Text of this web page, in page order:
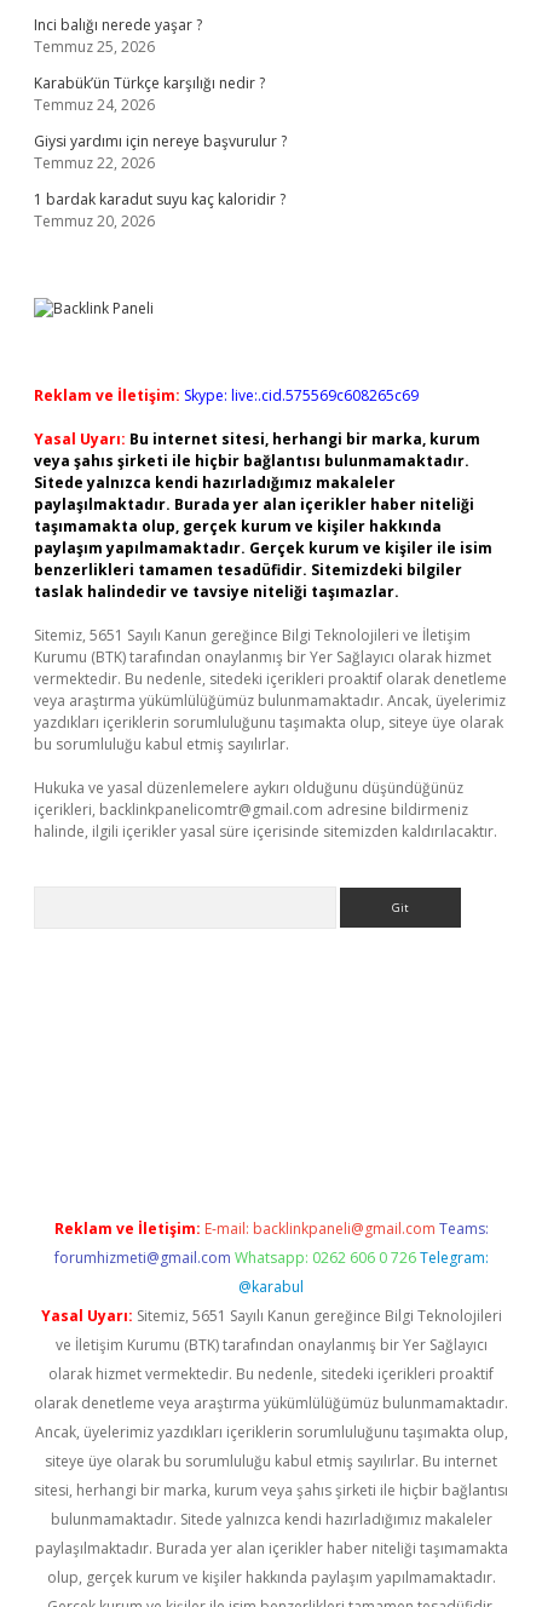
Inci balığı nerede yaşar ?
Temmuz 25, 2026
Karabük’ün Türkçe karşılığı nedir ?
Temmuz 24, 2026
Giysi yardımı için nereye başvurulur ?
Temmuz 22, 2026
1 bardak karadut suyu kaç kaloridir ?
Temmuz 20, 2026
Reklam ve İletişim: Skype: live:.cid.575569c608265c69
Yasal Uyarı: Bu internet sitesi, herhangi bir marka, kurum
veya şahıs şirketi ile hiçbir bağlantısı bulunmamaktadır.
Sitede yalnızca kendi hazırladığımız makaleler
paylaşılmaktadır. Burada yer alan içerikler haber niteliği
taşımamakta olup, gerçek kurum ve kişiler hakkında
paylaşım yapılmamaktadır. Gerçek kurum ve kişiler ile isim
benzerlikleri tamamen tesadüfidir. Sitemizdeki bilgiler
taslak halindedir ve tavsiye niteliği taşımazlar.
Sitemiz, 5651 Sayılı Kanun gereğince Bilgi Teknolojileri ve İletişim
Kurumu (BTK) tarafından onaylanmış bir Yer Sağlayıcı olarak hizmet
vermektedir. Bu nedenle, sitedeki içerikleri proaktif olarak denetleme
veya araştırma yükümlülüğümüz bulunmamaktadır. Ancak, üyelerimiz
yazdıkları içeriklerin sorumluluğunu taşımakta olup, siteye üye olarak
bu sorumluluğu kabul etmiş sayılırlar.
Hukuka ve yasal düzenlemelere aykırı olduğunu düşündüğünüz
içerikleri, backlinkpanelicomtr@gmail.com adresine bildirmeniz
halinde, ilgili içerikler yasal süre içerisinde sitemizden kaldırılacaktır.
Reklam ve İletişim: E-mail: backlinkpaneli@gmail.com Teams:
forumhizmeti@gmail.com Whatsapp: 0262 606 0 726 Telegram:
@karabul
Yasal Uyarı: Sitemiz, 5651 Sayılı Kanun gereğince Bilgi Teknolojileri
ve İletişim Kurumu (BTK) tarafından onaylanmış bir Yer Sağlayıcı
olarak hizmet vermektedir. Bu nedenle, sitedeki içerikleri proaktif
olarak denetleme veya araştırma yükümlülüğümüz bulunmamaktadır.
Ancak, üyelerimiz yazdıkları içeriklerin sorumluluğunu taşımakta olup,
siteye üye olarak bu sorumluluğu kabul etmiş sayılırlar. Bu internet
sitesi, herhangi bir marka, kurum veya şahıs şirketi ile hiçbir bağlantısı
bulunmamaktadır. Sitede yalnızca kendi hazırladığımız makaleler
paylaşılmaktadır. Burada yer alan içerikler haber niteliği taşımamakta
olup, gerçek kurum ve kişiler hakkında paylaşım yapılmamaktadır.